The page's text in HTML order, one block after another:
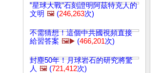
"星球大戰"石刻證明阿茲特克人的
文明 🖼️ (246,263次)
不需猜想！這個中共國視頻直接
給習答案 🖼️▶️ (466,201次)
封塵50年！月球岩石的研究將驚
人 🖼️ (721,412次)